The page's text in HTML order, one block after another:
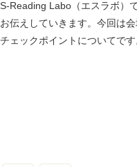
S-Reading Labo（エスラボ）
お伝えしていきます。今回は
チェックポイントについてです